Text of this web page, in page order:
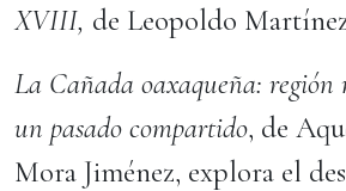
XVIII, de Leopoldo
La Cañada oaxaqueña:
un pasado compartido, de
Mora Jiménez, explora el